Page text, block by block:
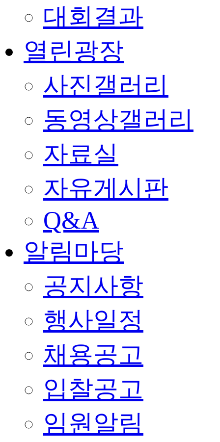
대회결과
열린광장
사진갤러리
동영상갤러리
자료실
자유게시판
Q&A
알림마당
공지사항
행사일정
채용공고
입찰공고
임원알림